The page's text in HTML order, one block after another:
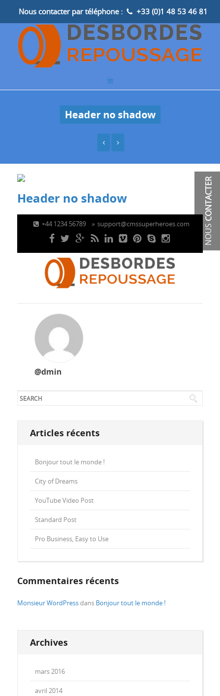
Nous contacter par téléphone : +33 (0)1 48 53 46 81
NOUS
CONTACTER
Header no shadow
Header no shadow
+44 1234 56789 »support@cmssuperheroes.com
@dmin
Articles récents
Bonjour tout le monde !
City of Dreams
YouTube Video Post
Standard Post
Pro Business, Easy to Use
Commentaires récents
Monsieur WordPressdans Bonjour tout le monde !
Archives
mars 2016
avril 2014